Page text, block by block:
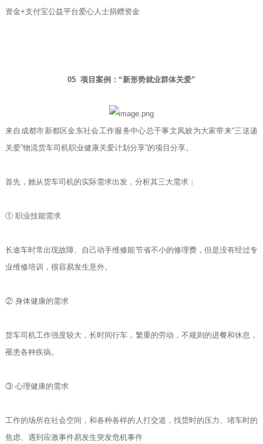
资金+支付宝公益平台爱心人士捐赠资金
05 项目案例：“新形势就业群体关爱”
来自成都市新都区金东社会工作服务中心总干事文凤姣为大家带来“三送递
关爱”物流货车司机职业健康关爱计划分享”的项目分享。
首先，她从货车司机的实际需求出发，分析其三大需求：
① 职业技能需求
长途车时常出现故障、自己动手维修能节省不小的修理费，但是没有经过专
业维修培训，很容易发生意外。
② 身体健康的需求
货车司机工作强度较大，长时间行车，繁重的劳动，不规则的进餐和休息，
罹患各种疾病。
③ 心理健康的需求
工作的场所在社会空间，和各种各样的人打交道，找货时的压力、堵车时的
焦虑、遇到应激事件易发生突发危机事件